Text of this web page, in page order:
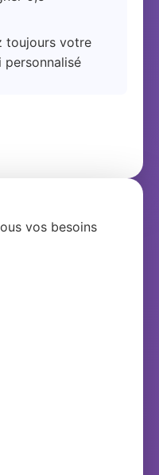
toujours votre
personnalisé
vos besoins